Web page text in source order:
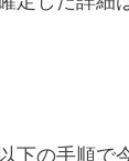
以下の手順で